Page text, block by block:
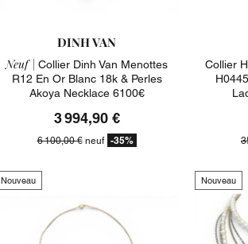
DINH VAN
Neuf | Collier Dinh Van Menottes
R12 En Or Blanc 18k & Perles
Akoya Necklace 6100€
3 994,90 €
6 100,00 €neuf -35%
Collier
Nouveau Nouveau